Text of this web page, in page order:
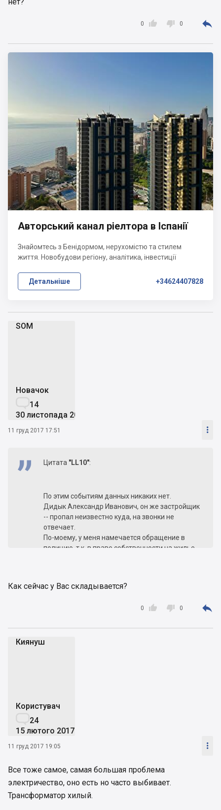

0  0 
SOM
Новачок
14
30 листопада 2007
11 груд 2017 17:51 
Цитата "LL10":
По этим событиям данных никаких нет.
Дидык Александр Иванович, он же застройщик
-- пропал неизвестно куда, на звонки не
отвечает.
По-моему, у меня намечается обращение в
полицию, т.к. в праве собственности на жилье
Как сейчас у Вас складывается?

0  0 
Киянуш
Користувач
24
15 лютого 2017
11 груд 2017 19:05 
Все тоже самое, самая большая проблема
электричество, оно есть но часто выбивает.
Трансформатор хилый.
Авторський канал ріелтора в Іспанії
Знайомтесь з Бенідормом, нерухомістю та стилем
життя. Новобудови регіону, аналітика, інвестиції
Детальніше +34624407828